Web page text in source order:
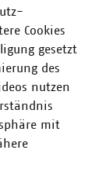
und
eine
wir nicht nur
für die
entwickeln
die sich
Behörden
orientieren.
Spektrum von
Cookies
gesetzt
des
nutzen
mit